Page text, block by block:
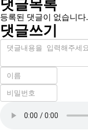
댓글목록
등록된 댓글이 없습니다.
댓글쓰기
내
이
필
수
비
밀